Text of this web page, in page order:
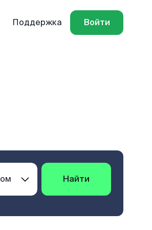
Поддержка Войти
Найти